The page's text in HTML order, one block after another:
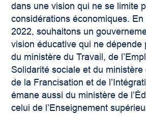
dans une vision qui ne se limite
considérations économiques. En
2022, souhaitons un
vision éducative qui ne dépende
du ministère du Travail, de
Solidarité sociale et du ministère
de la Francisation et de
émane aussi du ministère de
celui de l’Enseignement